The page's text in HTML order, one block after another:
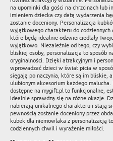
na upominki dla gości na chrzcinach lub
imieniem dziecka czy datą wydarzenia
zostanie doceniony. Personalizacja
wyjątkowego charakteru do
które będą idealnie odzwierciedlały
wyjątkowo. Niezależnie od tego, czy
bliskiej osoby, personalizacja to sposób
oryginalności. Dzięki atrakcyjnym i
wprowadzać dzieci w świat picia w
sięgają po naczynia, które są im bliskie,
ulubionym akcesorium każdego
dostępne na mygift.pl to funkcjonalne,
idealnie sprawdzą się na różne okazje.
nabierają unikalnego charakteru i stają
pewnością zostanie doceniony przez
kubek dla niemowlaka z personalizacją
codziennych chwil i wyrażenie miłości.